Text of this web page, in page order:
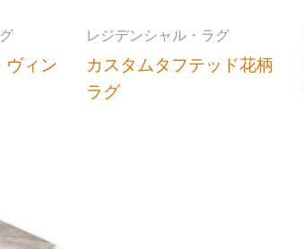
ヴィン
レジデンシャル・ラグ
カスタムタフテッド花柄
ラグ